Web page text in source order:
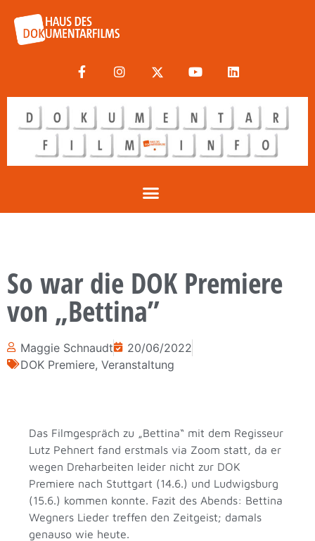
So war die DOK Premiere
von „Bettina”
Maggie Schnaudt
20/06/2022
DOK Premiere, Veranstaltung
Das Filmgespräch zu „Bettina“ mit dem Regisseur
Lutz Pehnert fand erstmals via Zoom statt, da er
wegen Dreharbeiten leider nicht zur DOK
Premiere nach Stuttgart (14.6.) und Ludwigsburg
(15.6.) kommen konnte. Fazit des Abends: Bettina
Wegners Lieder treffen den Zeitgeist; damals
genauso wie heute.